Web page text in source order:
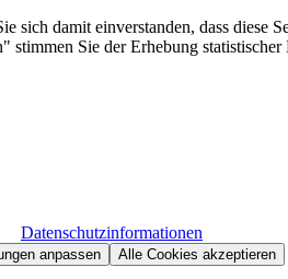
sich damit einverstanden, dass
Sie der Erhebung
Datenschutzinformationen
anpassen Alle Cookies akzeptieren